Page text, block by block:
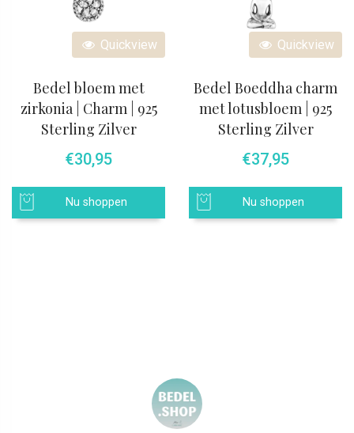
Quickview
Bedel bloem met
zirkonia | Charm | 925
Sterling Zilver
€30,95
Nu shoppen
Quickview
Bedel Boeddha charm
met lotusbloem | 925
Sterling Zilver
€37,95
Nu shoppen